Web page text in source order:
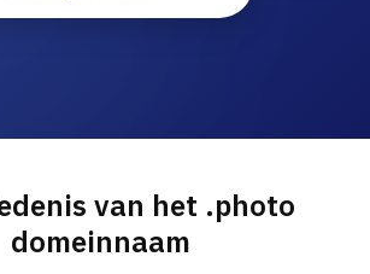
van het .photo
domeinnaam